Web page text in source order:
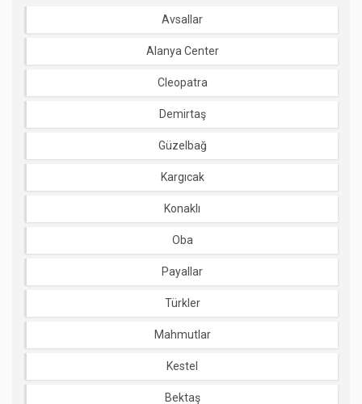
Avsallar
Alanya Center
Cleopatra
Demirtaş
Güzelbağ
Kargıcak
Konaklı
Oba
Payallar
Türkler
Mahmutlar
Kestel
Bektaş